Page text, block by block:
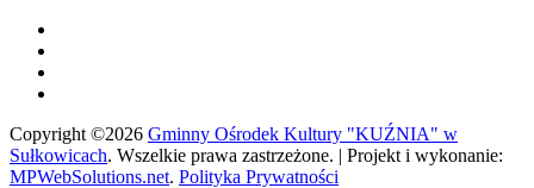
Copyright ©2026 Gminny Ośrodek Kultury "KUŹNIA" w
Sułkowicach. Wszelkie prawa zastrzeżone. | Projekt i wykonanie:
MPWebSolutions.net. Polityka Prywatności